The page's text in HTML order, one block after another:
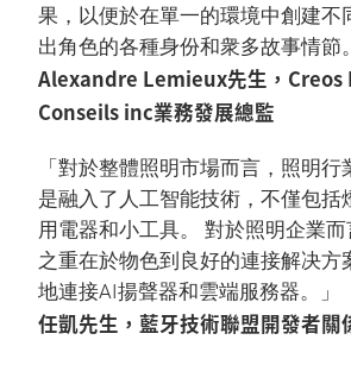
果，以便於在單一的環境中創建不
出角色的各種身份和衆多故事情節
Alexandre Lemieux先生，Creos
Conseils inc業務發展總監
「對於整體照明市場而言，照明
是融入了人工智能技術，不僅包括
用電器和小工具。 對於照明企業
之重在於物色到良好的連接解决方
地連接AI揚聲器和雲端服務器。」
任凱先生，藍牙技術聯盟開發者關